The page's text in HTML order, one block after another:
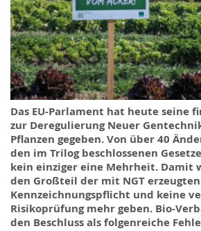
Das EU-Parlament hat heute seine
zur Deregulierung Neuer
Pflanzen gegeben. Von über 40
den im Trilog beschlossenen
kein einziger eine Mehrheit. Damit
den Großteil der mit NGT
Kennzeichnungspflicht und keine
Risikoprüfung mehr geben. Bio-
den Beschluss als folgenreiche